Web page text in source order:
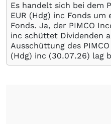
Es handelt sich bei dem
EUR (Hdg) inc Fonds
Fonds. Ja, der PIMCO
inc schüttet Dividenden
Ausschüttung des
(Hdg) inc (30.07.26) lag